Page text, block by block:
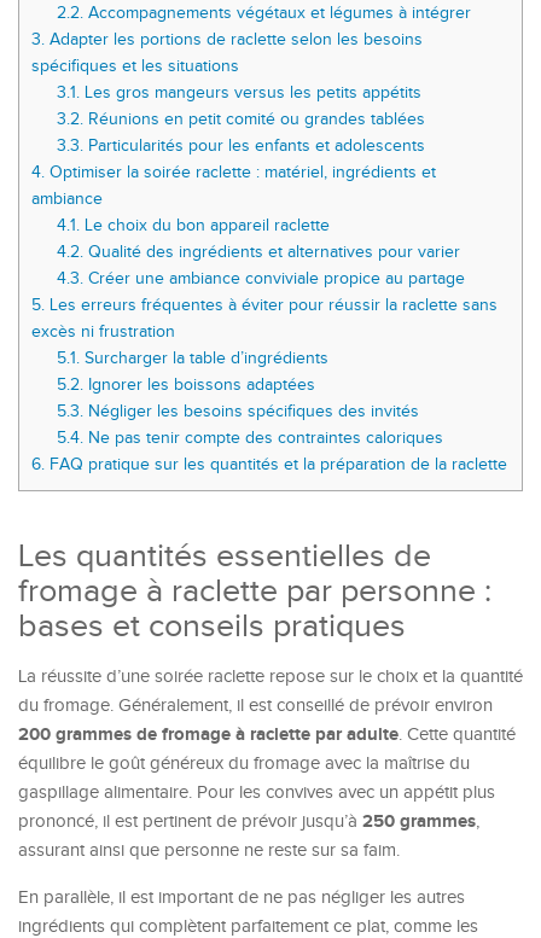
2.2. Accompagnements végétaux et légumes à intégrer
3. Adapter les portions de raclette selon les besoins
spécifiques et les situations
3.1. Les gros mangeurs versus les petits appétits
3.2. Réunions en petit comité ou grandes tablées
3.3. Particularités pour les enfants et adolescents
4. Optimiser la soirée raclette : matériel, ingrédients et
ambiance
4.1. Le choix du bon appareil raclette
4.2. Qualité des ingrédients et alternatives pour varier
4.3. Créer une ambiance conviviale propice au partage
5. Les erreurs fréquentes à éviter pour réussir la raclette sans
excès ni frustration
5.1. Surcharger la table d’ingrédients
5.2. Ignorer les boissons adaptées
5.3. Négliger les besoins spécifiques des invités
5.4. Ne pas tenir compte des contraintes caloriques
6. FAQ pratique sur les quantités et la préparation de la raclette
Les quantités essentielles de
fromage à raclette par personne :
bases et conseils pratiques
La réussite d’une soirée raclette repose sur le choix et la quantité
du fromage. Généralement, il est conseillé de prévoir environ
200 grammes de fromage à raclette par adulte. Cette quantité
équilibre le goût généreux du fromage avec la maîtrise du
gaspillage alimentaire. Pour les convives avec un appétit plus
prononcé, il est pertinent de prévoir jusqu’à 250 grammes,
assurant ainsi que personne ne reste sur sa faim.
En parallèle, il est important de ne pas négliger les autres
ingrédients qui complètent parfaitement ce plat, comme les